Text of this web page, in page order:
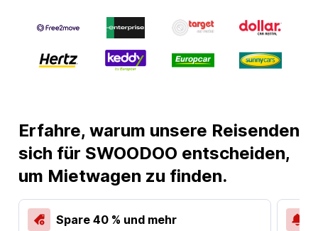
Erfahre, warum unsere Reisenden
sich für SWOODOO entscheiden,
um Mietwagen zu finden.
Spare 40 % und mehr